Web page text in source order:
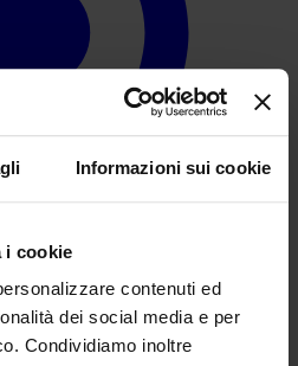
Informazioni sui cookie
i cookie
contenuti ed
dei social media e per
Condividiamo inoltre